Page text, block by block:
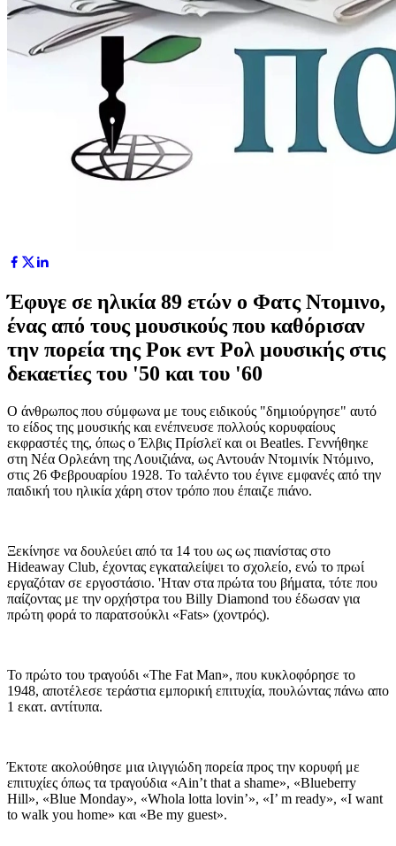
Έφυγε σε ηλικία 89 ετών ο Φατς Ντομινο,
ένας από τους μουσικούς που καθόρισαν
την πορεία της Ροκ εντ Ρολ μουσικής στις
δεκαετίες του '50 και του '60
Ο άνθρωπος που σύμφωνα με τους ειδικούς "δημιούργησε" αυτό
το είδος της μουσικής και ενέπνευσε πολλούς κορυφαίους
εκφραστές της, όπως ο Έλβις Πρίσλεϊ και οι Beatles. Γεννήθηκε
στη Νέα Ορλεάνη της Λουιζιάνα, ως Αντουάν Ντομινίκ Ντόμινο,
στις 26 Φεβρουαρίου 1928. Το ταλέντο του έγινε εμφανές από την
παιδική του ηλικία χάρη στον τρόπο που έπαιζε πιάνο.
Ξεκίνησε να δουλεύει από τα 14 του ως ως πιανίστας στο
Hideaway Club, έχοντας εγκαταλείψει το σχολείο, ενώ το πρωί
εργαζόταν σε εργοστάσιο. 'Ηταν στα πρώτα του βήματα, τότε που
παίζοντας με την ορχήστρα του Billy Diamond του έδωσαν για
πρώτη φορά το παρατσούκλι «Fats» (χοντρός).
Το πρώτο του τραγούδι «The Fat Man», που κυκλοφόρησε το
1948, αποτέλεσε τεράστια εμπορική επιτυχία, πουλώντας πάνω απο
1 εκατ. αντίτυπα.
Έκτοτε ακολούθησε μια ιλιγγιώδη πορεία προς την κορυφή με
επιτυχίες όπως τα τραγούδια «Ain’t that a shame», «Blueberry
Hill», «Blue Monday», «Whola lotta lovin’», «I’ m ready», «I want
to walk you home» και «Be my guest».